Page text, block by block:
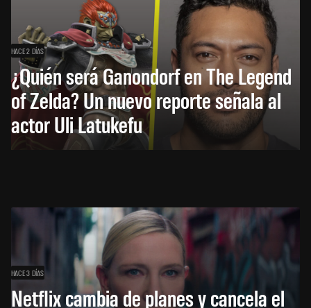
HACE 2 DÍAS
¿Quién será Ganondorf en The Legend
of Zelda? Un nuevo reporte señala al
actor Uli Latukefu
HACE 3 DÍAS
Netflix cambia de planes y cancela el